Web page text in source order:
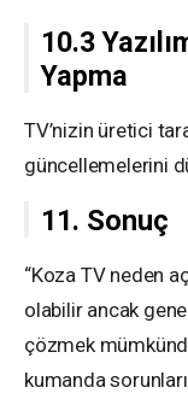
10.3
Yapma
TV’nizin üretici
güncellemelerini
11. Sonuç
“Koza TV neden
olabilir ancak
çözmek
kumanda